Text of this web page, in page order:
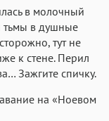
в молочный
тьмы в душные
тут не
к стене. Перил
Зажгите спичку.
на «Ноевом